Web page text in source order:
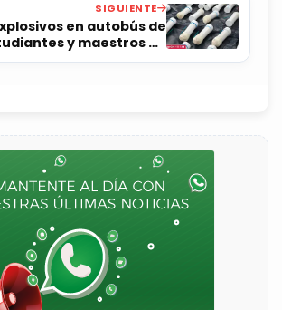
SIGUIENTE
en autobús de
y maestros de
Ayotzinapa